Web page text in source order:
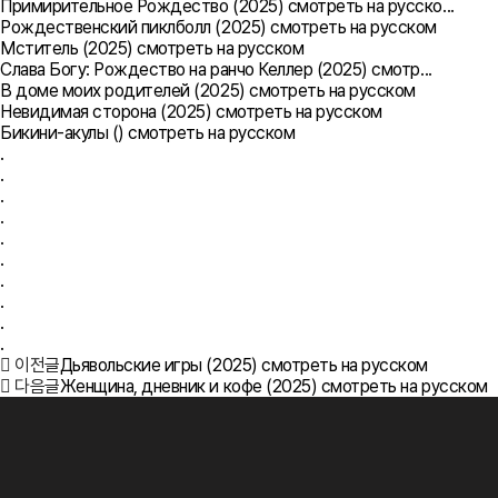
Примирительное Рождество (2025) смотреть на русско...
Рождественский пиклболл (2025) смотреть на русском
Мститель (2025) смотреть на русском
Слава Богу: Рождество на ранчо Келлер (2025) смотр...
В доме моих родителей (2025) смотреть на русском
Невидимая сторона (2025) смотреть на русском
Бикини-акулы () смотреть на русском
.
.
.
.
.
.
.
.
.
.
이전글Дьявольские игры (2025) смотреть на русском
다음글Женщина, дневник и кофе (2025) смотреть на русском